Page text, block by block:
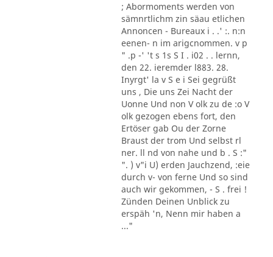
; Abormoments werden von
sämnrtlichm zin säau etlichen
Annoncen - Bureaux i . .' :. n:n
eenen- n im arigcnommen. v p
" .p -' 't s 1s S I . i02 . . lernn,
den 22. ieremder l883. 28.
Inyrgt' la v S e i Sei gegrüßt
uns , Die uns Zei Nacht der
Uonne Und non V olk zu de :o V
olk gezogen ebens fort, den
Ertöser gab Ou der Zorne
Braust der trom Und selbst rl
ner. ll nd von nahe und b . S :"
". ) v"i U) erden Jauchzend, :eie
durch v- von ferne Und so sind
auch wir gekommen, - S . frei !
Zünden Deinen Unblick zu
erspäh 'n, Nenn mir haben a
..."